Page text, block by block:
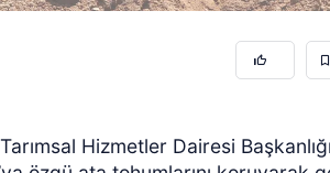
Hizmetler Dairesi